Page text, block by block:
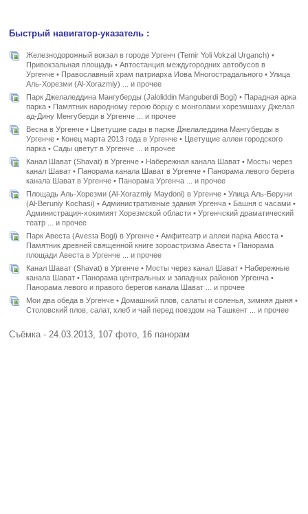
Быстрый навигатор-указатель :
Железнодорожный вокзал в городе Ургенч (Temir Yoli Vokzal Urganch) •
Привокзальная площадь • Автостанция междугородних автобусов в
Ургенче • Православный храм патриарха Иова Многострадального • Улица
Аль-Хорезми (Al-Xorazmiy) ... и прочее
Парк Джелаледдина Мангуберды (Jaloliddin Manguberdi Bogi) • Парадная арка
парка • Памятник народному герою борцу с монголами хорезмшаху Джелал
ад-Дину Менгуберди в Ургенче ... и прочее
Весна в Ургенче • Цветущие сады в парке Джелаледдина Мангуберды в
Ургенче • Конец марта 2013 года в Ургенче • Цветущие аллеи городского
парка • Сады цветут в Ургенче ... и прочее
Канал Шават (Shavat) в Ургенче • Набережная канала Шават • Мосты через
канал Шават • Панорама канала Шават в Ургенче • Панорама левого берега
канала Шават в Ургенче • Панорама Ургенча ... и прочее
Площадь Аль-Хорезми (Al-Xorazmiy Maydoni) в Ургенче • Улица Аль-Беруни
(Al-Beruniy Kochasi) • Административные здания Ургенча • Башня с часами •
Администрация-хокимият Хорезмской области • Ургенчский драматический
театр ... и прочее
Парк Авеста (Avesta Bogi) в Ургенче • Амфитеатр и аллеи парка Авеста •
Памятник древней священной книге зороастризма Авеста • Панорама
площади Авеста в Ургенче ... и прочее
Канал Шават (Shavat) в Ургенче • Мосты через канал Шават • Набережные
канала Шават • Панорама центральных и западных районов Ургенча •
Панорама левого и правого берегов канала Шават ... и прочее
Мои два обеда в Ургенче • Домашний плов, салаты и соленья, зимняя дыня •
Столовский плов, салат, хлеб и чай перед поездом на Ташкент ... и прочее
Съёмка - 24.03.2013, 107 фото, 16 панорам